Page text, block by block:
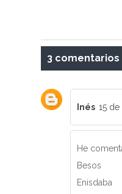
3 comentarios
Inés 15 de
He
Besos
Enisdaba